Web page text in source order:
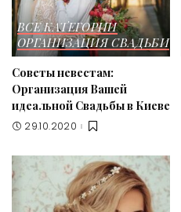
ВСЕ КАТЕГОРИИ
ОРГАНИЗАЦИЯ СВАДЬБИ
Советы невестам:
Организация Вашей
идеальной Свадьбы в Киеве
29.10.2020